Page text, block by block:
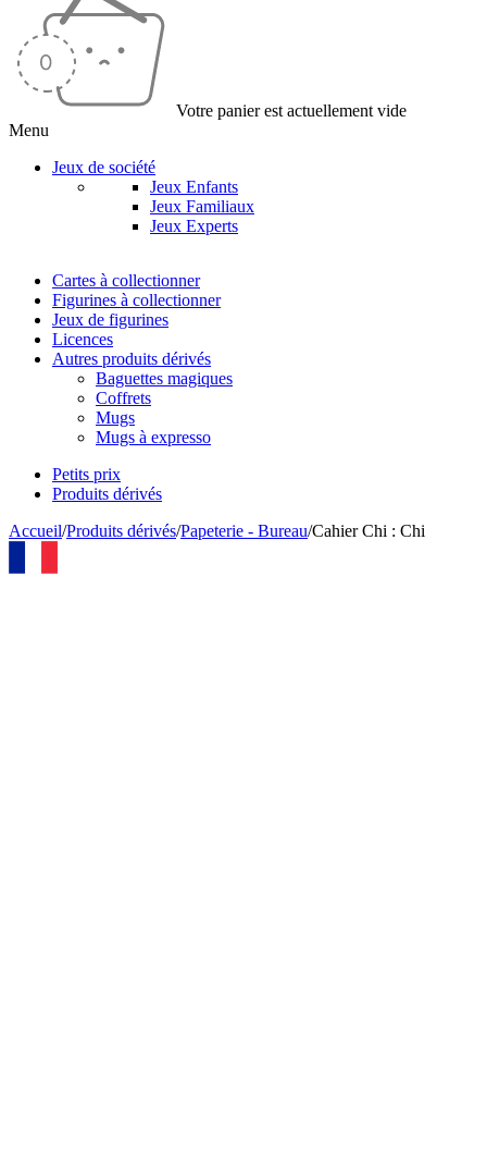
Votre panier est actuellement vide
Menu
Jeux de société
Jeux Enfants
Jeux Familiaux
Jeux Experts
Cartes à collectionner
Figurines à collectionner
Jeux de figurines
Licences
Autres produits dérivés
Baguettes magiques
Coffrets
Mugs
Mugs à expresso
Petits prix
Produits dérivés
Accueil/Produits dérivés/Papeterie - Bureau/Cahier Chi : Chi